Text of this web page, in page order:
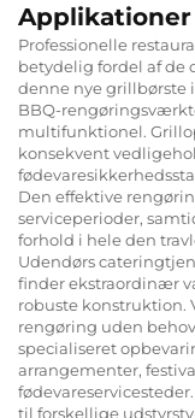
Professionelle
betydelig fordel af de
denne nye grillbørste
BBQ-
multifunktionel.
konsekvent
Den effektive
serviceperioder,
forhold i hele den
Udendørs
finder ekstraordinær
robuste konstruktion.
rengøring uden
specialiseret
arrangementer,
til forskellige